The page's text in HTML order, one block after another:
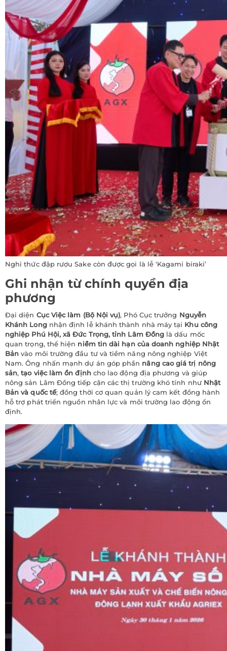
Nghi thức đập rượu Sake còn được gọi là lễ ‘Kagami biraki’
Ghi nhận từ chính quyền địa
phương
Đại diện Cục Việc làm (Bộ Nội vụ), Phó Cục trưởng Nguyễn
Khánh Longnhận định lễ khánh thành nhà máy tại Khu công
nghiệp Phú Hội, xã Đức Trọng, tỉnh Lâm Đồng là dấu mốc
quan trọng, thể hiện niềm tin dài hạn của doanh nghiệp Nhật
Bản vào môi trường đầu tư và tiềm năng nông nghiệp Việt
Nam. Ông nhấn mạnh dự án góp phần nâng cao giá trị nông
sản,tạo việc làm ổn địnhcho lao động địa phương và giúp
nông sản Lâm Đồng tiếp cận các thị trường khó tính như Nhật
Bản và quốc tế; đồng thời cơ quan quản lý cam kết đồng hành
hỗ trợ phát triển nguồn nhân lực và môi trường lao động ổn
định.